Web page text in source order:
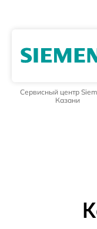
Сервисный центр
Казани